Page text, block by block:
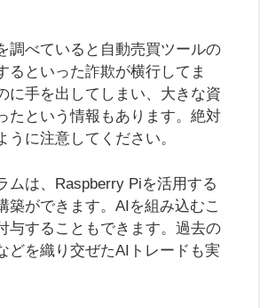
調べていると自動売買ツールの
るといった詐欺が横行してま
に手を出してしまい、大きな資
たという情報もあります。絶対
うに注意してください。
ムは、Raspberry Piを活用する
築ができます。AIを組み込むこ
与することもできます。過去の
どを織り交ぜたAIトレードも実